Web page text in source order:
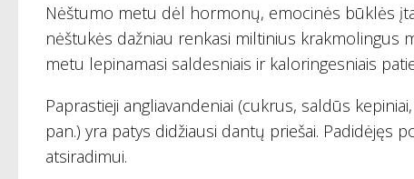
Nėštumo metu dėl hormonų, emocinės būklės
nėštukės dažniau renkasi miltinius krakmolingus
metu lepinamasi saldesniais ir kaloringesniais
Paprastieji angliavandeniai (cukrus, saldūs
pan.) yra patys didžiausi dantų priešai. Padidėjęs
atsiradimui.